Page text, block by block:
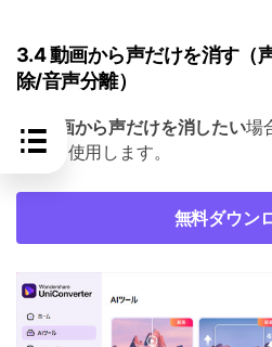
3.4 動画から声だけを消す（
除/音声分離）
①動画から声だけを消したい場
除」を使用します。
無料ダウン